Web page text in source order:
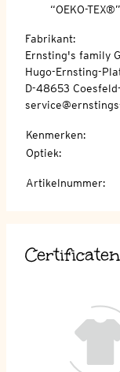
“OEKO-
Fabrikant:
Ernsting's family
Hugo-Ernsting-
D-48653
Kenmerken:
Optiek:
Artikelnummer: